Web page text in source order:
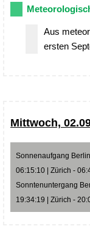
Aus
ersten
Mittwoch,
Sonnenaufgang
06:15:10 | Zürich -
Sonntenuntergang
19:34:19 | Zürich -